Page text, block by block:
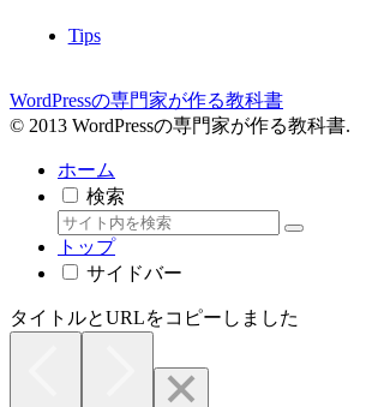
Tips
WordPressの専門家が作る教科書
© 2013 WordPressの専門家が作る教科書.
ホーム
検索
トップ
サイドバー
タイトルとURLをコピーしました